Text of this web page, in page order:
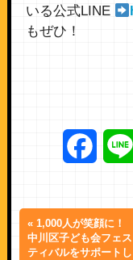
いる公式LINE
もぜひ！
« 1,000人が笑顔に！
中川区子ども会フェス
ティバルをサポートし